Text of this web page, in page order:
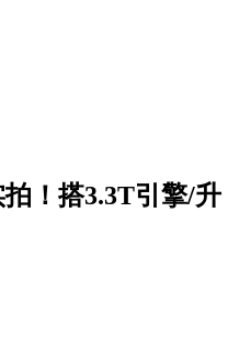
！搭3.3T引擎/升